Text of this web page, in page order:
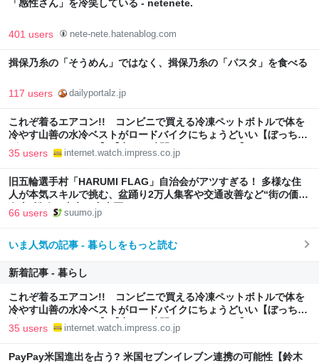
「感性さん」を冷笑している - netenete.
401 users nete-nete.hatenablog.com
揖保乃糸の「そうめん」ではなく、揖保乃糸の「パスタ」を食べる
117 users dailyportalz.jp
これぞ着るエアコン!! コンビニで買える冷凍ペットボトルで体を
冷やす山善の水冷ベストがロードバイクにちょうどいい【ぼっち・
ざ・ろーど！その14】【空いた時間でなにしてる？】
35 users internet.watch.impress.co.jp
旧五輪選手村「HARUMI FLAG」自治会がアツすぎる！ 多様な住
人が本気スキルで挑む、盆踊り2万人集客や交通改善など“街の価値
向上”戦略 東京・中央区
66 users suumo.jp
いま人気の記事 - 暮らしをもっと読む
新着記事 - 暮らし
これぞ着るエアコン!! コンビニで買える冷凍ペットボトルで体を
冷やす山善の水冷ベストがロードバイクにちょうどいい【ぼっち・
ざ・ろーど！その14】【空いた時間でなにしてる？】
35 users internet.watch.impress.co.jp
PayPay米国進出を占う? 米国セブンイレブン連携の可能性【鈴木